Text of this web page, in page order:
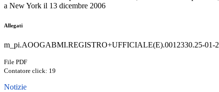
a New York il 13 dicembre 2006
Allegati
m_pi.AOOGABMI.REGISTRO+UFFICIALE(E).0012330.25-01-
File PDF
Contatore click: 19
Notizie